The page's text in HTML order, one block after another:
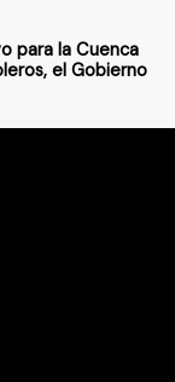
para la Cuenca
el Gobierno